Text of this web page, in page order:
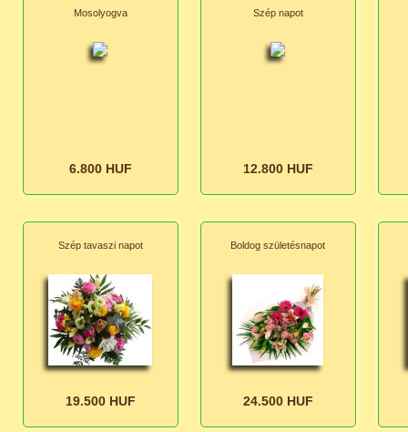
Mosolyogva
6.800 HUF
Szép napot
12.800 HUF
Szép tavaszi napot
19.500 HUF
Boldog születésnapot
24.500 HUF